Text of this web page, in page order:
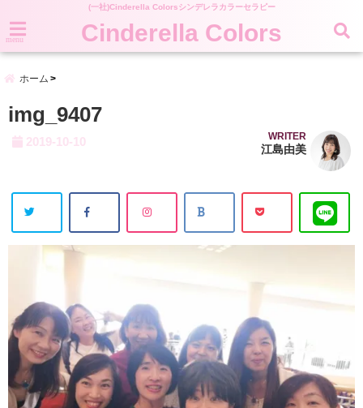
(一社)Cinderella Colorsシンデレラカラーセラピー
menu Cinderella Colors
ホーム
img_9407
2019-10-10 WRITER
江島由美